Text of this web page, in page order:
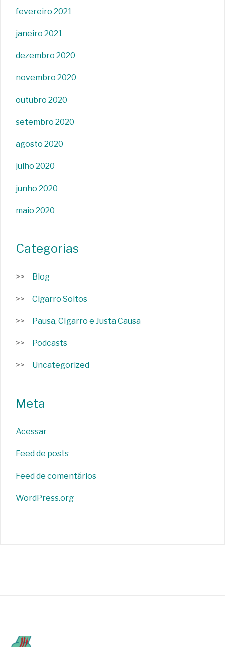
fevereiro 2021
janeiro 2021
dezembro 2020
novembro 2020
outubro 2020
setembro 2020
agosto 2020
julho 2020
junho 2020
maio 2020
Categorias
Blog
Cigarro Soltos
Pausa, CIgarro e Justa Causa
Podcasts
Uncategorized
Meta
Acessar
Feed de posts
Feed de comentários
WordPress.org